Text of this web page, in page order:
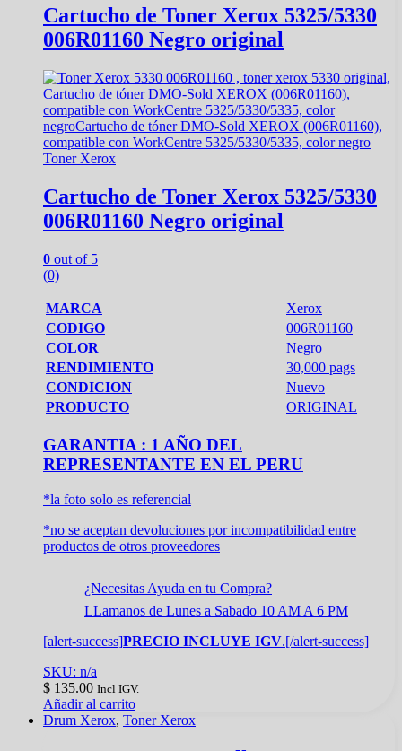
Cartucho de Toner Xerox 5325/5330
006R01160 Negro original
Toner Xerox
Cartucho de Toner Xerox 5325/5330
006R01160 Negro original
0 out of 5
(0)
MARCA
Xerox
CODIGO
006R01160
COLOR
Negro
RENDIMIENTO
30,000 pags
CONDICION
Nuevo
PRODUCTO
ORIGINAL
GARANTIA : 1 AÑO DEL
REPRESENTANTE EN EL PERU
*la foto solo es referencial
*no se aceptan devoluciones por incompatibilidad entre
productos de otros proveedores
¿Necesitas Ayuda en tu Compra?
LLamanos de Lunes a Sabado 10 AM A 6 PM
[alert-success]PRECIO INCLUYE IGV.[/alert-success]
SKU: n/a
$ 135.00 Incl IGV.
Añadir al carrito
Drum Xerox, Toner Xerox